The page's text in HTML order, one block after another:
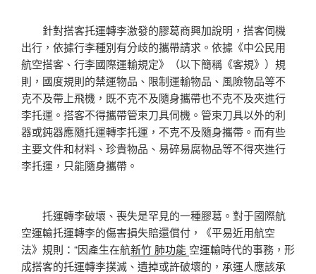
針對搭客托運轉李激發的膠葛商興加說明，搭客伺機
出行，依據行李種別有分歧的攜帶請求。依據《中公民用
航空搭客、行李國際運輸規定》（以下簡稱《客規》）規
則，國度規則的禁運物品、限制運輸物品、風險物品等不
克不及帶上飛機，既不克不及隨身攜帶也不克不及夾進行
李托運。搭客不得攜帶管束刀具伺機。管束刀具以外的利
器或鈍器應隨托運轉李托運，不克不及隨身攜帶。而有些
主要文件和材料、珍貴物品、易碎易腐物品等不得夾進行
李托運，只能隨身攜帶。
托運轉李破壞、喪失是罕見的一種膠葛。對于國際航
空運輸托運轉李的傷害損失賠還償付，《平易近用航空
法》規則：“因產生在航新竹 肺功能 空運輸時代的事務，形
成搭客的托運轉李撲滅、遺掉或許破壞的，承運人應該承